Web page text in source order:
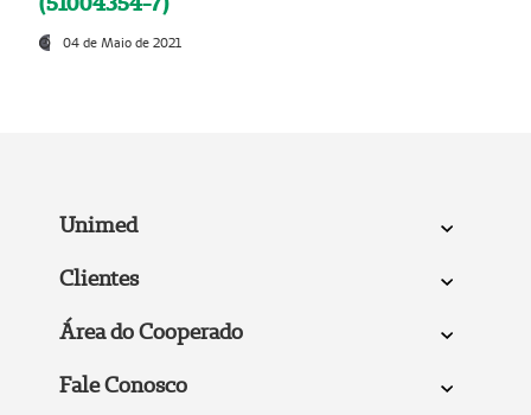
04 de Maio de 2021
Unimed
Clientes
Área do Cooperado
Fale Conosco